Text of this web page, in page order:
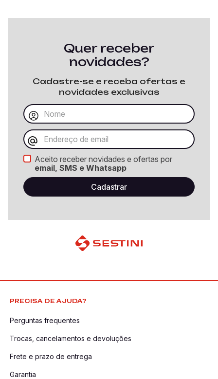
Quer receber
novidades?
Cadastre-se e receba ofertas e
novidades exclusivas
Aceito receber novidades e ofertas por
email, SMS e Whatsapp
PRECISA DE AJUDA?
Perguntas frequentes
Trocas, cancelamentos e devoluções
Frete e prazo de entrega
Garantia